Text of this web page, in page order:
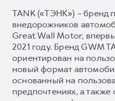
TANK («ТЭНК») – бренд
внедорожников
Great Wall Motor,
2021 году. Бренд GWM
ориентирован на
новый формат
основанный на
предпочтениях, а